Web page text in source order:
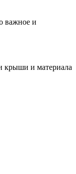
важное и
крыши и материала